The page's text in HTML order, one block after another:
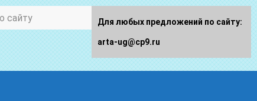
Для любых предложений по сайту:
arta-ug@cp9.ru